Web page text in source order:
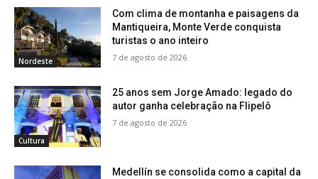
Nordeste
Com clima de montanha e paisagens da
Mantiqueira, Monte Verde conquista
turistas o ano inteiro
7 de agosto de 2026
Cultura
25 anos sem Jorge Amado: legado do
autor ganha celebração na Flipelô
7 de agosto de 2026
Medellín se consolida como a capital da